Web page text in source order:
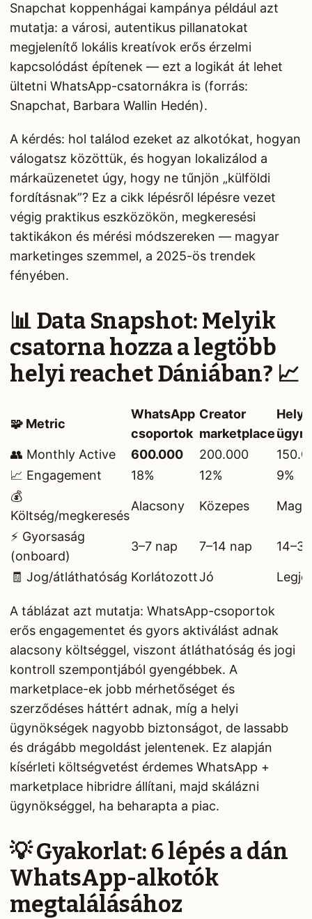
Snapchat koppenhágai kampánya például azt
mutatja: a városi, autentikus pillanatokat
megjelenítő lokális kreatívok erős érzelmi
kapcsolódást építenek — ezt a logikát át lehet
ültetni WhatsApp-csatornákra is (forrás:
Snapchat, Barbara Wallin Hedén).
A kérdés: hol találod ezeket az alkotókat, hogyan
válogatsz közöttük, és hogyan lokalizálod a
márkaüzenetet úgy, hogy ne tűnjön „külföldi
fordításnak”? Ez a cikk lépésről lépésre vezet
végig praktikus eszközökön, megkeresési
taktikákon és mérési módszereken — magyar
marketinges szemmel, a 2025-ös trendek
fényében.
📊 Data Snapshot: Melyik
csatorna hozza a legtöbb
helyi reachet Dániában? 📈
🧩 Metric
WhatsApp
csoportok
Creator
marketplace
Helyi
👥 Monthly Active
600.000 200.000
📈 Engagement
18% 12%
9%
💰
Költség/megkeresés
Alacsony Közepes
⚡ Gyorsaság
(onboard)
3–7 nap 7–14 nap
🧾 Jog/átláthatóság KorlátozottJó
A táblázat azt mutatja: WhatsApp-csoportok
erős engagementet és gyors aktiválást adnak
alacsony költséggel, viszont átláthatóság és jogi
kontroll szempontjából gyengébbek. A
marketplace-ek jobb mérhetőséget és
szerződéses háttért adnak, míg a helyi
ügynökségek nagyobb biztonságot, de lassabb
és drágább megoldást jelentenek. Ez alapján
kísérleti költségvetést érdemes WhatsApp +
marketplace hibridre állítani, majd skálázni
ügynökséggel, ha beharapta a piac.
💡 Gyakorlat: 6 lépés a dán
WhatsApp-alkotók
megtalálásához